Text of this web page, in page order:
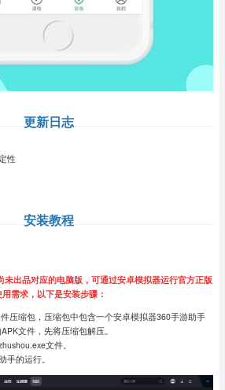
更新日志
性
安装教程
未出品对应的电脑版，可通过安卓模拟器运行官方正版
需求，以下是安装步骤：
压缩包，压缩包中包含一个安卓模拟器360手游助手
文件，先将压缩包解压。
文件。
手的运行。